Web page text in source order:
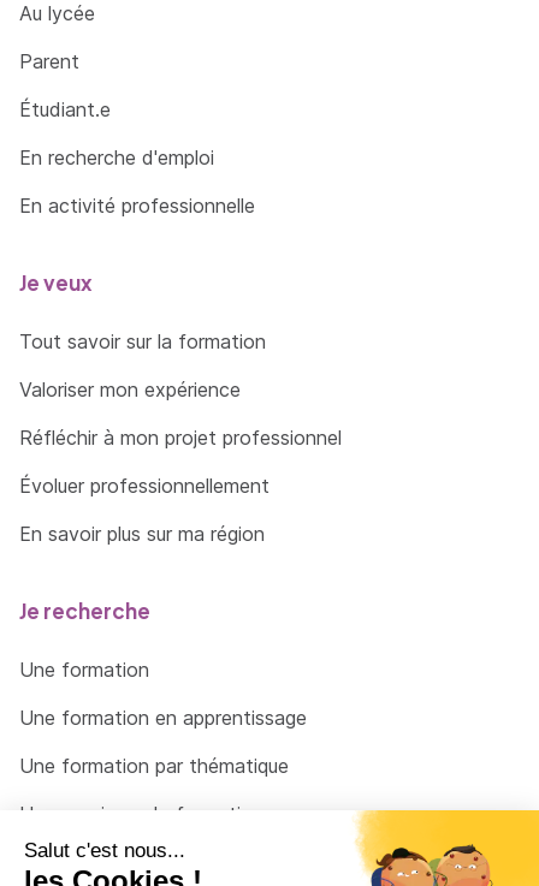
Au lycée
Parent
Étudiant.e
En recherche d'emploi
En activité professionnelle
Je veux
Tout savoir sur la formation
Valoriser mon expérience
Réfléchir à mon projet professionnel
Évoluer professionnellement
En savoir plus sur ma région
Je recherche
Une formation
Une formation en apprentissage
Une formation par thématique
Un organisme de formation
Un conseiller